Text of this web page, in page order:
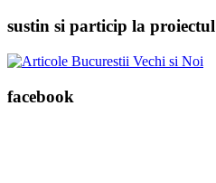
sustin si particip la proiectul
facebook